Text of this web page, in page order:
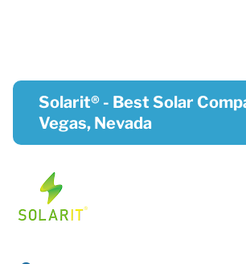
Solarit® - Best Solar
Vegas, Nevada